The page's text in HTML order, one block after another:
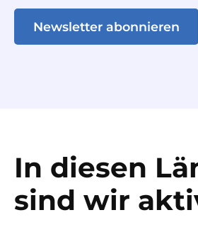
Newsletter abonnieren
In diesen
sind wir